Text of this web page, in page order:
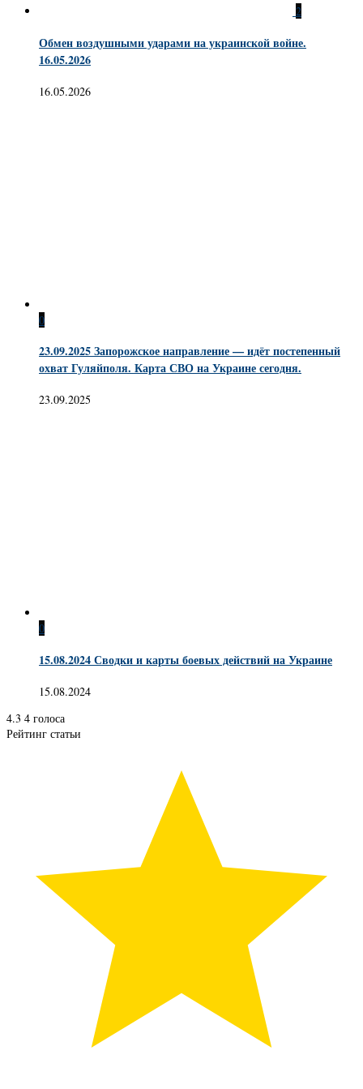
2
Обмен воздушными ударами на украинской войне.
16.05.2026
16.05.2026
0
23.09.2025 Запорожское направление — идёт постепенный
охват Гуляйполя. Карта СВО на Украине сегодня.
23.09.2025
0
15.08.2024 Сводки и карты боевых действий на Украине
15.08.2024
4.3 4 голоса
Рейтинг статьи